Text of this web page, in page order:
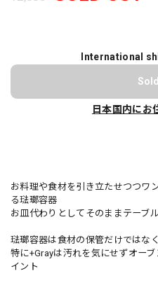
International
日本国内にお
お料理や食材を引き立たせつつワ
る琺瑯容器
お皿代わりとしてそのままテーブ
琺瑯容器は食材の保管だけではな
特に+Grayは汚れを気にせずオー
イント